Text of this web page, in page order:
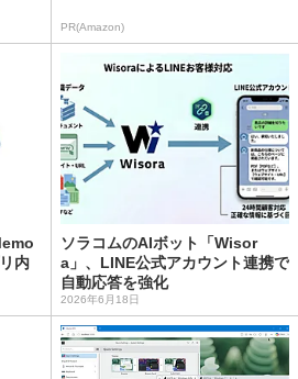
PR(Amazon)
内
ソラコムのAIボット「Wisor
a」、LINE公式アカウント連携で
自動応答を強化
2026年6月18日